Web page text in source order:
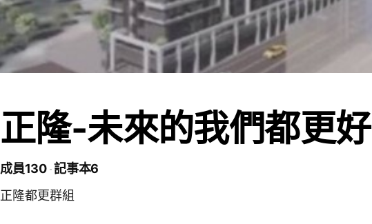
正隆-未來的我們都更好
成員130 記事本6
正隆都更群組